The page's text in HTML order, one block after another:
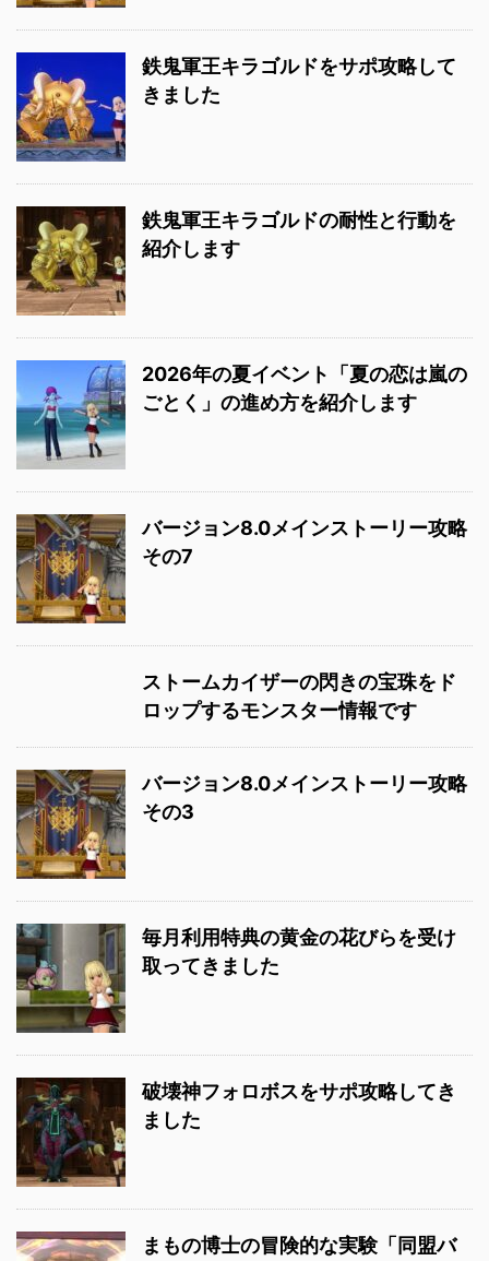
鉄鬼軍王キラゴルドをサポ攻略して
きました
鉄鬼軍王キラゴルドの耐性と行動を
紹介します
2026年の夏イベント「夏の恋は嵐の
ごとく」の進め方を紹介します
バージョン8.0メインストーリー攻略
その7
ストームカイザーの閃きの宝珠をド
ロップするモンスター情報です
バージョン8.0メインストーリー攻略
その3
毎月利用特典の黄金の花びらを受け
取ってきました
破壊神フォロボスをサポ攻略してき
ました
まもの博士の冒険的な実験「同盟バ